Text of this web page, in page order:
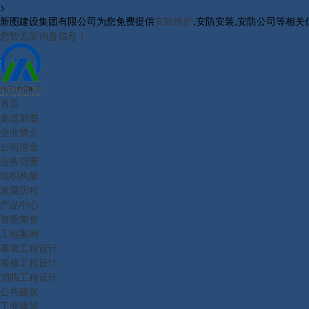
>
新图建设集团有限公司为您免费提供安防维护,安防安装,安防公司等相
您暂无新询盘信息！
首页
走进新图
企业简介
公司理念
业务范围
组织构架
发展历程
产品中心
资质荣誉
工程案例
幕墙工程设计
装修工程设计
消防工程设计
公共建筑
工业建筑